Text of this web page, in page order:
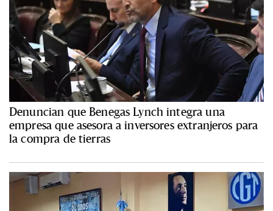
Denuncian que Benegas Lynch integra una
empresa que asesora a inversores extranjeros para
la compra de tierras